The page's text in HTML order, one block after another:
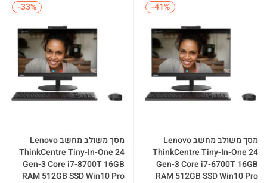
-41%
מסך משולב מחשב Lenovo
ThinkCentre Tiny-In-One 24
Gen-3 Core i7-6700T 16GB
RAM 512GB SSD Win10 Pro
-33%
מסך משולב מחשב Lenovo
ThinkCentre Tiny-In-One 24
Gen-3 Core i7-8700T 16GB
RAM 512GB SSD Win10 Pro